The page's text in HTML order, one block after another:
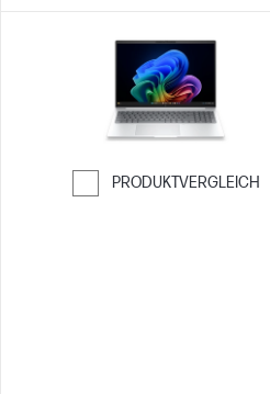
PRODUKTVERGLEICH
Weiter zum